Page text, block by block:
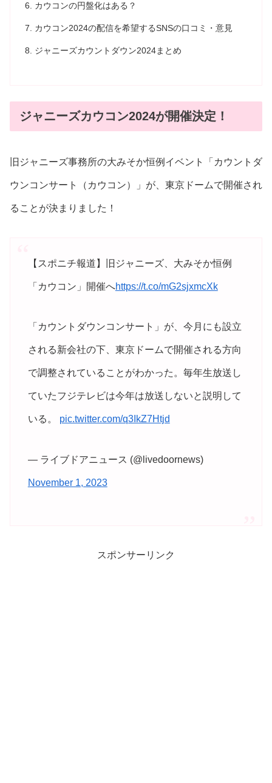
カウコンの円盤化はある？
カウコン2024の配信を希望するSNSの口コミ・意見
ジャニーズカウントダウン2024まとめ
ジャニーズカウコン2024が開催決定！
旧ジャニーズ事務所の大みそか恒例イベント「カウントダ
ウンコンサート（カウコン）」が、東京ドームで開催され
ることが決まりました！
【スポニチ報道】旧ジャニーズ、大みそか恒例
「カウコン」開催へhttps://t.co/mG2sjxmcXk
「カウントダウンコンサート」が、今月にも設立
される新会社の下、東京ドームで開催される方向
で調整されていることがわかった。毎年生放送し
ていたフジテレビは今年は放送しないと説明して
いる。 pic.twitter.com/q3IkZ7Htjd
— ライブドアニュース (@livedoornews)
November 1, 2023
スポンサーリンク